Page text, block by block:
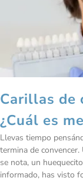
Carillas de
¿Cuál es
Llevas tiempo
termina de
se nota, un
informado, has visto